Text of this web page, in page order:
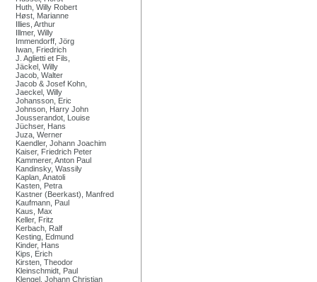
Huth, Willy Robert
Høst, Marianne
Illies, Arthur
Illmer, Willy
Immendorff, Jörg
Iwan, Friedrich
J. Aglietti et Fils,
Jäckel, Willy
Jacob, Walter
Jacob & Josef Kohn,
Jaeckel, Willy
Johansson, Eric
Johnson, Harry John
Jousserandot, Louise
Jüchser, Hans
Juza, Werner
Kaendler, Johann Joachim
Kaiser, Friedrich Peter
Kammerer, Anton Paul
Kandinsky, Wassily
Kaplan, Anatoli
Kasten, Petra
Kastner (Beerkast), Manfred
Kaufmann, Paul
Kaus, Max
Keller, Fritz
Kerbach, Ralf
Kesting, Edmund
Kinder, Hans
Kips, Erich
Kirsten, Theodor
Kleinschmidt, Paul
Klengel, Johann Christian